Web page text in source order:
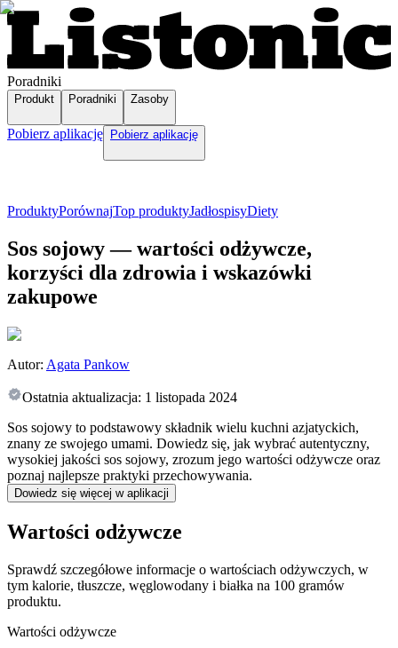
Poradniki
Produkt Poradniki Zasoby
Pobierz aplikację Pobierz aplikację
ProduktyPorównajTop produktyJadłospisyDiety
Sos sojowy — wartości odżywcze,
korzyści dla zdrowia i wskazówki
zakupowe
Autor: Agata Pankow
Ostatnia aktualizacja: 1 listopada 2024
Sos sojowy to podstawowy składnik wielu kuchni azjatyckich,
znany ze swojego umami. Dowiedz się, jak wybrać autentyczny,
wysokiej jakości sos sojowy, zrozum jego wartości odżywcze oraz
poznaj najlepsze praktyki przechowywania.
Dowiedz się więcej w aplikacji
Wartości odżywcze
Sprawdź szczegółowe informacje o wartościach odżywczych, w
tym kalorie, tłuszcze, węglowodany i białka na 100 gramów
produktu.
Wartości odżywcze